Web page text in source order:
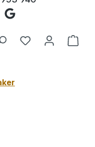
anzeigen
Du hast 0